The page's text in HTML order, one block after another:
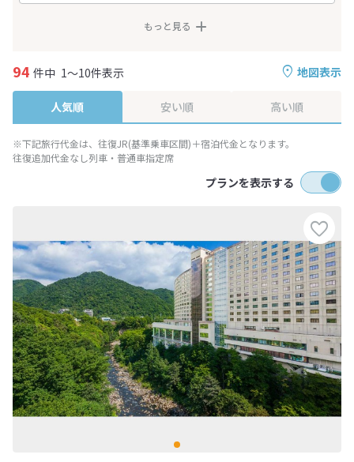
もっと見る
地図表示
94 件中 1～10件表示
人気順 安い順 高い順
※下記旅行代金は、往復JR(基準乗車区間)＋宿泊代金となります。
往復追加代金なし列車・普通車指定席
プランを表示する